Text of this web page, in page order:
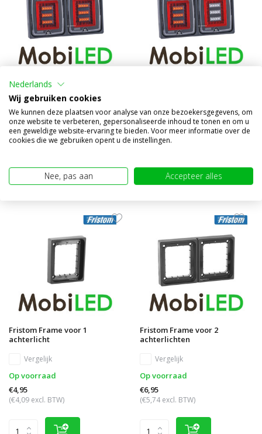
Set Bloklamp Achterlichten 3
functies dark look
Vergelijk
Op voorraad
€98,85
Vergelijk
Op voorraad
€98,85
Fristom Frame voor 1
achterlicht
Vergelijk
Op voorraad
€4,95
(€4,09 excl. BTW)
Fristom Frame voor 2
achterlichten
Vergelijk
Op voorraad
€6,95
(€5,74 excl. BTW)
Nederlands
Wij gebruiken cookies
We kunnen deze plaatsen voor analyse van onze bezoekersgegevens, om
onze website te verbeteren, gepersonaliseerde inhoud te tonen en om u
een geweldige website-ervaring te bieden. Voor meer informatie over de
cookies die we gebruiken opent u de instellingen.
Nee, pas aan Accepteer alles